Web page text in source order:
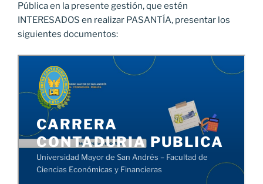
Pública en la presente gestión, que estén
INTERESADOS en realizar PASANTÍA, presentar los
siguientes documentos: